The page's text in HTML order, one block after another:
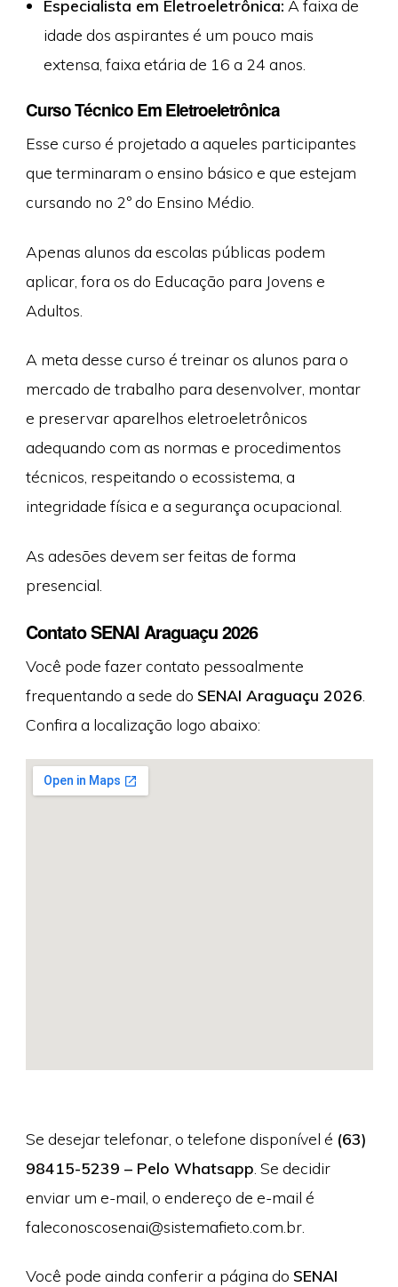
Especialista em Eletroeletrônica: A faixa de
idade dos aspirantes é um pouco mais
extensa, faixa etária de 16 a 24 anos.
Curso Técnico Em Eletroeletrônica
Esse curso é projetado a aqueles participantes
que terminaram o ensino básico e que estejam
cursando no 2º do Ensino Médio.
Apenas alunos da escolas públicas podem
aplicar, fora os do Educação para Jovens e
Adultos.
A meta desse curso é treinar os alunos para o
mercado de trabalho para desenvolver, montar
e preservar aparelhos eletroeletrônicos
adequando com as normas e procedimentos
técnicos, respeitando o ecossistema, a
integridade física e a segurança ocupacional.
As adesões devem ser feitas de forma
presencial.
Contato SENAI Araguaçu 2026
Você pode fazer contato pessoalmente
frequentando a sede do SENAI Araguaçu 2026
Confira a localização logo abaixo:
Se desejar telefonar, o telefone disponível é (63)
98415-5239 – Pelo Whatsapp . Se decidir
enviar um e-mail, o endereço de e-mail é
faleconoscosenai@sistemafieto.com.br.
Você pode ainda conferir a página do SENAI